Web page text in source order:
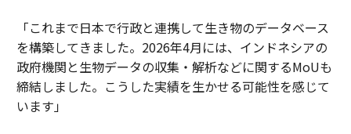
「これまで日本で行政と連携して生き物のデータベース
を構築してきました。2026年4月には、インドネシアの
政府機関と生物データの収集・解析などに関するMoUも
締結しました。こうした実績を生かせる可能性を感じて
います」